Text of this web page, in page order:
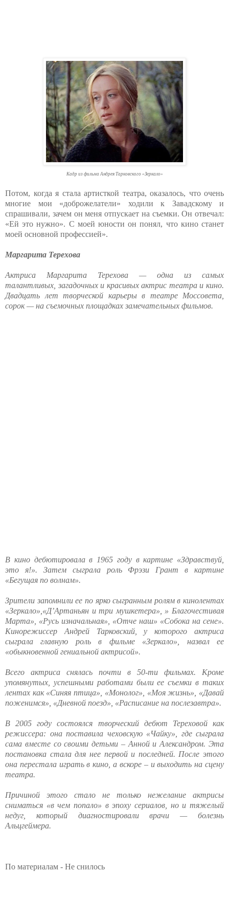
Кадр из фильма Андрея Тарковского «Зеркало»
Потом, когда я стала артисткой театра, оказалось, что очень
многие мои «доброжелатели» ходили к Завадскому и
спрашивали, зачем он меня отпускает на съемки. Он отвечал:
«Ей это нужно». C моей юности он понял, что кино станет
моей основной профессией».
Маргарита Терехова
Актриса Маргарита Терехова — одна из самых
талантливых, загадочных и красивых актрис театра и кино.
Двадцать лет творческой карьеры в театре Моссовета,
сорок — на съемочных площадках замечательных фильмов.
В кино дебютировала в 1965 году в картине «Здравствуй,
это я!». Затем сыграла роль Фрэзи Грант в картине
«Бегущая по волнам».
Зрители запомнили ее по ярко сыгранным ролям в кинолентах
«Зеркало»,«Д’Артаньян и три мушкетера», » Благочестивая
Марта», «Русь изначальная», «Отче наш» «Собока на сене».
Кинорежиссер Андрей Тарковский, у которого актриса
сыграла главную роль в фильме «Зеркало», назвал ее
«обыкновенной гениальной актрисой».
Всего актриса снялась почти в 50-ти фильмах. Кроме
упомянутых, успешными работами были ее съемки в таких
лентах как «Синяя птица», «Монолог», «Моя жизнь», «Давай
поженимся», «Дневной поезд», «Расписание на послезавтра».
В 2005 году состоялся творческий дебют Тереховой как
режиссера: она поставила чеховскую «Чайку», где сыграла
сама вместе со своими детьми – Анной и Александром. Эта
постановка стала для нее первой и последней. После этого
она перестала играть в кино, а вскоре – и выходить на сцену
театра.
Причиной этого стало не только нежелание актрисы
сниматься «в чем попало» в эпоху сериалов, но и тяжелый
недуг, который диагностировали врачи — болезнь
Альцгеймера.
По материалам - Не снилось